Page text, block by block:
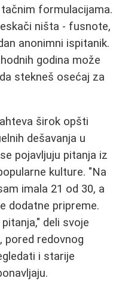
formulacijama.
ništa - fusnote,
anonimni ispitanik.
godina može
stekneš osećaj za
širok opšti
dešavanja u
pojavljuju pitanja iz
kulture. "Na
imala 21 od 30, a
dodatne pripreme.
deli svoje
pored redovnog
i starije